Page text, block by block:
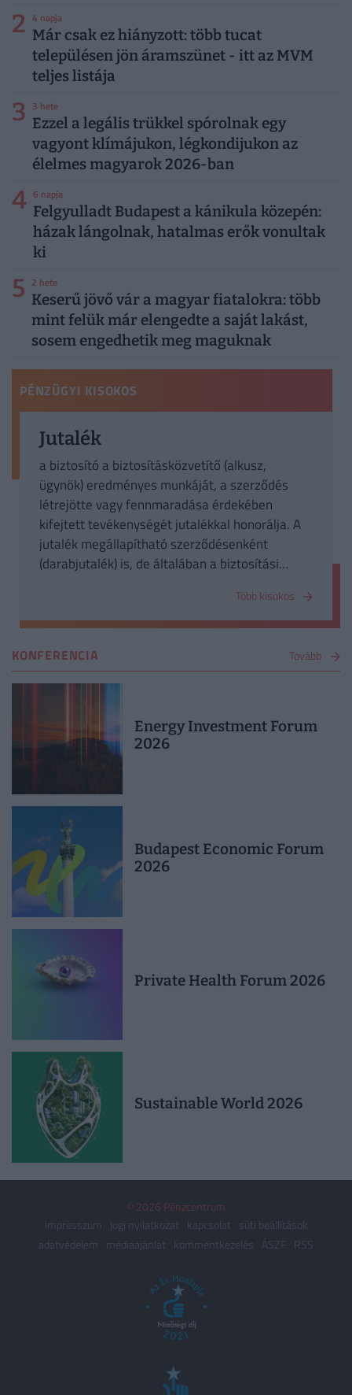
2 4 napja
Már csak ez hiányzott: több tucat
településen jön áramszünet - itt az MVM
teljes listája
3 3 hete
Ezzel a legális trükkel spórolnak egy
vagyont klímájukon, légkondijukon az
élelmes magyarok 2026-ban
4 6 napja
Felgyulladt Budapest a kánikula közepén:
házak lángolnak, hatalmas erők vonultak
ki
5 2 hete
Keserű jövő vár a magyar fiatalokra: több
mint felük már elengedte a saját lakást,
sosem engedhetik meg maguknak
PÉNZÜGYI KISOKOS
Jutalék
a biztosító a biztosításközvetítő (alkusz,
ügynök) eredményes munkáját, a szerződés
létrejötte vagy fennmaradása érdekében
kifejtett tevékenységét jutalékkal honorálja. A
jutalék megállapítható szerződésenként
(darabjutalék) is, de általában a biztosítási
Több kisokos
KONFERENCIA Tovább
Energy Investment Forum
2026
Budapest Economic Forum
2026
Private Health Forum 2026
Sustainable World 2026
© 2026 Pénzcentrum
impresszum
jogi nyilatkozat kapcsolat
süti beállítások
adatvédelem
médiaajánlat kommentkezelés ÁSZF RSS